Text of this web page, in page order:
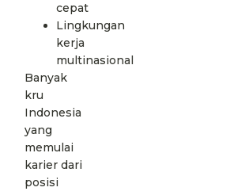
cepat
Lingkungan
kerja
multinasional
Banyak
kru
Indonesia
yang
memulai
karier dari
posisi